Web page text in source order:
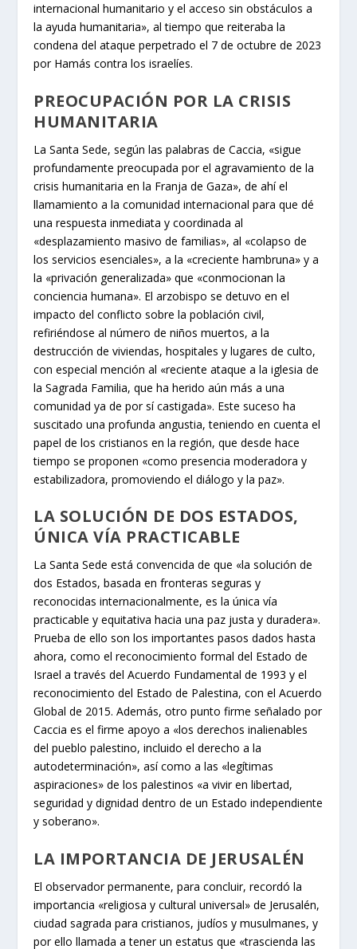
internacional humanitario y el acceso sin obstáculos a
la ayuda humanitaria», al tiempo que reiteraba la
condena del ataque perpetrado el 7 de octubre de 2023
por Hamás contra los israelíes.
PREOCUPACIÓN POR LA CRISIS
HUMANITARIA
La Santa Sede, según las palabras de Caccia, «sigue
profundamente preocupada por el agravamiento de la
crisis humanitaria en la Franja de Gaza», de ahí el
llamamiento a la comunidad internacional para que dé
una respuesta inmediata y coordinada al
«desplazamiento masivo de familias», al «colapso de
los servicios esenciales», a la «creciente hambruna» y a
la «privación generalizada» que «conmocionan la
conciencia humana». El arzobispo se detuvo en el
impacto del conflicto sobre la población civil,
refiriéndose al número de niños muertos, a la
destrucción de viviendas, hospitales y lugares de culto,
con especial mención al «reciente ataque a la iglesia de
la Sagrada Familia, que ha herido aún más a una
comunidad ya de por sí castigada». Este suceso ha
suscitado una profunda angustia, teniendo en cuenta el
papel de los cristianos en la región, que desde hace
tiempo se proponen «como presencia moderadora y
estabilizadora, promoviendo el diálogo y la paz».
LA SOLUCIÓN DE DOS ESTADOS,
ÚNICA VÍA PRACTICABLE
La Santa Sede está convencida de que «la solución de
dos Estados, basada en fronteras seguras y
reconocidas internacionalmente, es la única vía
practicable y equitativa hacia una paz justa y duradera».
Prueba de ello son los importantes pasos dados hasta
ahora, como el reconocimiento formal del Estado de
Israel a través del Acuerdo Fundamental de 1993 y el
reconocimiento del Estado de Palestina, con el Acuerdo
Global de 2015. Además, otro punto firme señalado por
Caccia es el firme apoyo a «los derechos inalienables
del pueblo palestino, incluido el derecho a la
autodeterminación», así como a las «legítimas
aspiraciones» de los palestinos «a vivir en libertad,
seguridad y dignidad dentro de un Estado independiente
y soberano».
LA IMPORTANCIA DE JERUSALÉN
El observador permanente, para concluir, recordó la
importancia «religiosa y cultural universal» de Jerusalén,
ciudad sagrada para cristianos, judíos y musulmanes, y
por ello llamada a tener un estatus que «trascienda las